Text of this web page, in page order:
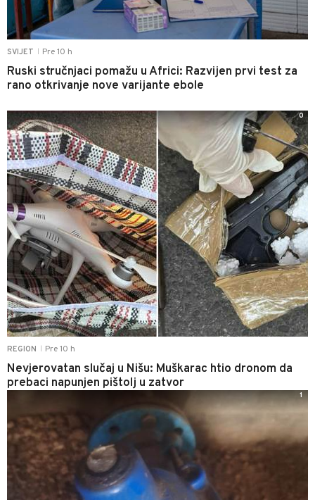
SVIJET Pre 10 h
Ruski stručnjaci pomažu u Africi: Razvijen prvi test za
rano otkrivanje nove varijante ebole
REGION Pre 10 h
Nevjerovatan slučaj u Nišu: Muškarac htio dronom da
prebaci napunjen pištolj u zatvor
0
1